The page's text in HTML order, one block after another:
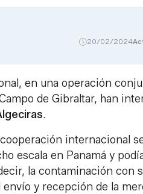
20/02/2024
en una operación
de Gibraltar, han
.
internacional
escala en Panamá y
la contaminación con
y recepción de la